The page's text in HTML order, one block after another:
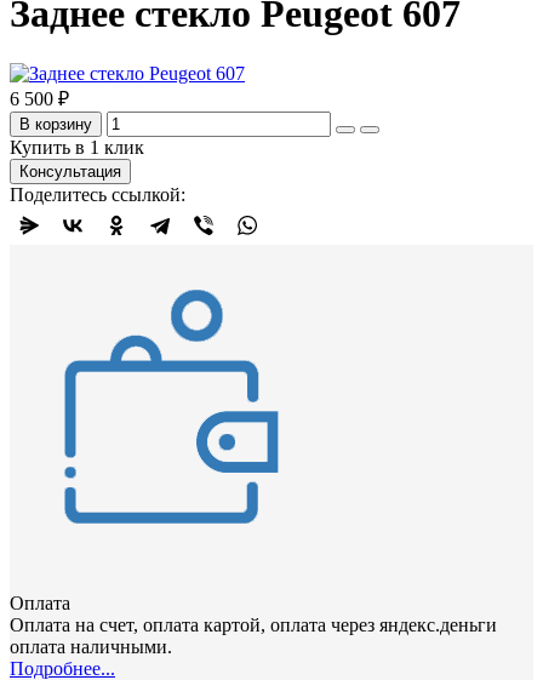
Заднее стекло Peugeot 607
6 500 ₽
В корзину
Купить в 1 клик
Консультация
Поделитесь ссылкой:
Оплата
Оплата на счет, оплата картой, оплата через яндекс.деньги
оплата наличными.
Подробнее...